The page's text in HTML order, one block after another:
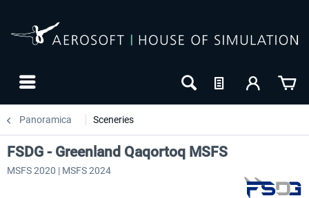
Panoramica Sceneries
FSDG - Greenland Qaqortoq MSFS
MSFS 2020 | MSFS 2024